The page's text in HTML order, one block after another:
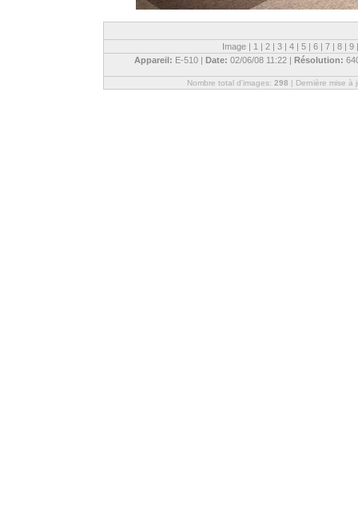
Image | 1 | 2 | 3 | 4 | 5 | 6 | 7 | 8 | 9 |
Appareil: E-510 | Date: 02/06/08 11:22 | Résolution:
Nombre total d'images: 298 | Dernière mise à